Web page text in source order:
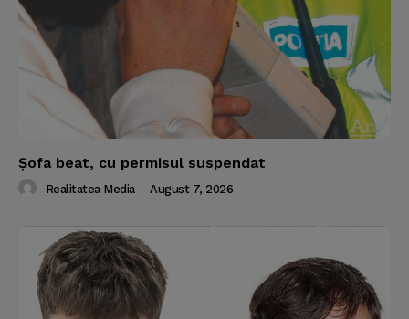
Şofa beat, cu permisul suspendat
Realitatea Media - August 7, 2026